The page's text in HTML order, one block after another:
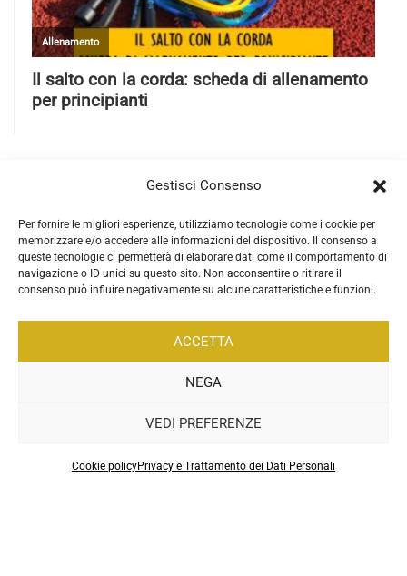
Gestisci Consenso
Per fornire le migliori esperienze, utilizziamo tecnologie come i cookie per
memorizzare e/o accedere alle informazioni del dispositivo. Il consenso a
queste tecnologie ci permetterà di elaborare dati come il comportamento di
navigazione o ID unici su questo sito. Non acconsentire o ritirare il
consenso può influire negativamente su alcune caratteristiche e funzioni.
ACCETTA
NEGA
VEDI PREFERENZE
Cookie policyPrivacy e Trattamento dei Dati Personali